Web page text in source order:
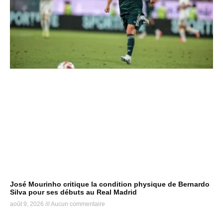
José Mourinho critique la condition physique de Bernardo
Silva pour ses débuts au Real Madrid
août 9, 2026 Aucun commentaire